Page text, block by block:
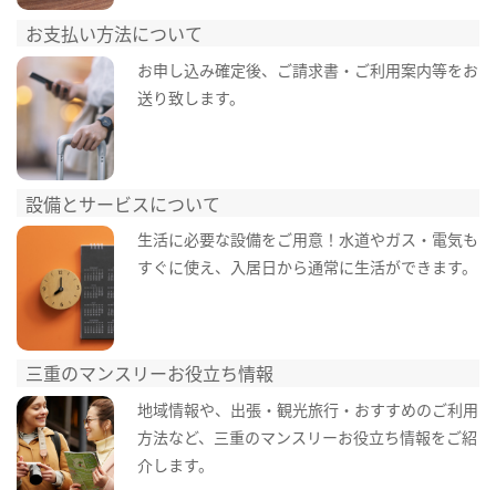
お支払い方法について
お申し込み確定後、ご請求書・ご利用案内等をお
送り致します。
設備とサービスについて
生活に必要な設備をご用意！水道やガス・電気も
すぐに使え、入居日から通常に生活ができます。
三重のマンスリーお役立ち情報
地域情報や、出張・観光旅行・おすすめのご利用
方法など、三重のマンスリーお役立ち情報をご紹
介します。